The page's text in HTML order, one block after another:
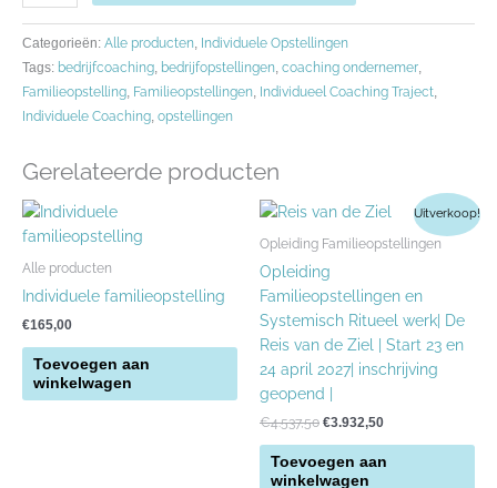
Categorieën: Alle producten, Individuele Opstellingen
Tags: bedrijfcoaching, bedrijfopstellingen, coaching ondernemer,
Familieopstelling, Familieopstellingen, Individueel Coaching Traject,
Individuele Coaching, opstellingen
Gerelateerde producten
Alle producten
Individuele familieopstelling
€165,00
Toevoegen aan
winkelwagen
Uitverkoop!
Opleiding Familieopstellingen
Opleiding
Familieopstellingen en
Systemisch Ritueel werk| De
Reis van de Ziel | Start 23 en
24 april 2027| inschrijving
geopend |
€4.537,50
Oorspronkelijke
was:
€3.932,50
Huidige
is:
Toevoegen aan
winkelwagen